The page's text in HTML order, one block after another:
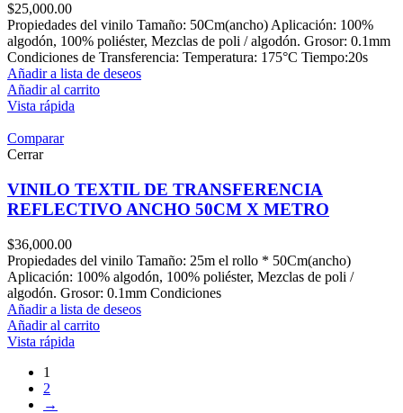
$25,000.00
Propiedades del vinilo Tamaño: 50Cm(ancho) Aplicación: 100%
algodón, 100% poliéster, Mezclas de poli / algodón. Grosor: 0.1mm
Condiciones de Transferencia: Temperatura: 175°C Tiempo:20s
Añadir a lista de deseos
Añadir al carrito
Vista rápida
Comparar
Cerrar
VINILO TEXTIL DE TRANSFERENCIA
REFLECTIVO ANCHO 50CM X METRO
$36,000.00
Propiedades del vinilo Tamaño: 25m el rollo * 50Cm(ancho)
Aplicación: 100% algodón, 100% poliéster, Mezclas de poli /
algodón. Grosor: 0.1mm Condiciones
Añadir a lista de deseos
Añadir al carrito
Vista rápida
1
2
→